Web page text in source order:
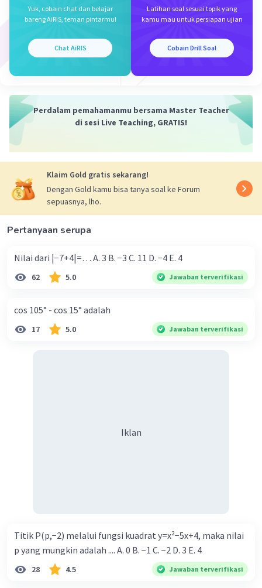
Yuk, cobain chat dan belajar
bareng AiRIS, teman pintarmu!
Chat AiRIS
Latihan soal sesuai topik yang
kamu mau untuk persiapan ujian
Cobain Drill Soal
Perdalam pemahamanmu bersama Master Teacher
di sesi Live Teaching, GRATIS!
Klaim Gold gratis sekarang!
Dengan Gold kamu bisa tanya soal ke Forum
sepuasnya, lho.
Pertanyaan serupa
Nilai dari |−7+4|=… A. 3 B. −3 C. 11 D. −4 E. 4
62 5.0 Jawaban terverifikasi
cos 105° - cos 15° adalah
17 5.0 Jawaban terverifikasi
Iklan
Titik P(p,−2) melalui fungsi kuadrat y=x²−5x+4, maka nilai
p yang mungkin adalah .... A. 0 B. −1 C. −2 D. 3 E. 4
28 4.5 Jawaban terverifikasi